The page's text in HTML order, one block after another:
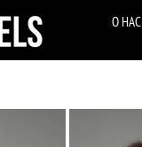
О НАС